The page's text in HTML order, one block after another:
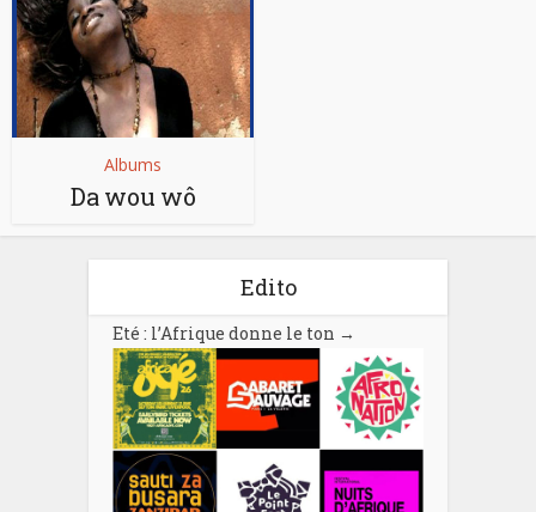
Albums
Da wou wô
Edito
Eté : l’Afrique donne le ton →